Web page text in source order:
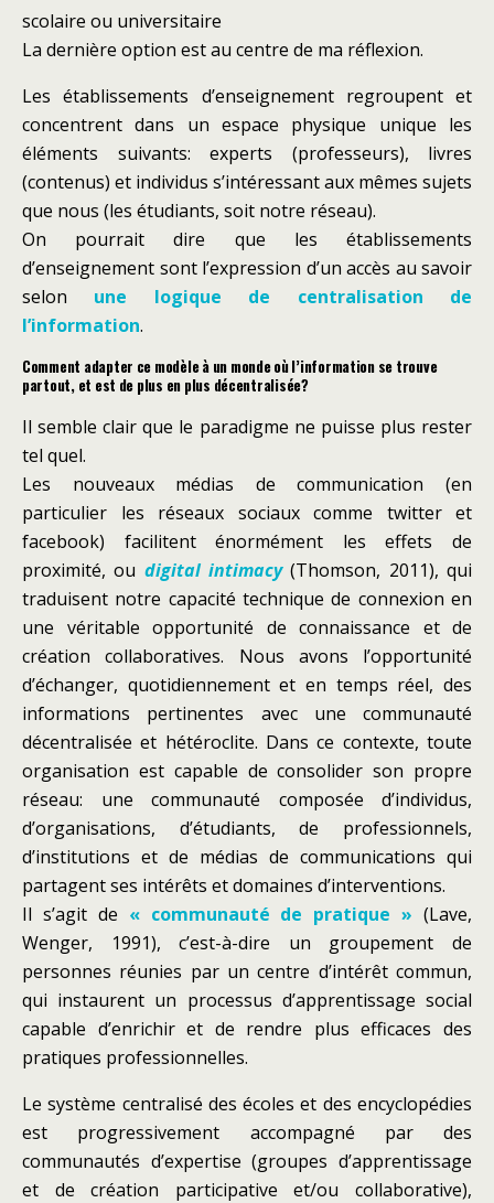
scolaire ou universitaire
La dernière option est au centre de ma réflexion.
Les établissements d’enseignement regroupent et
concentrent dans un espace physique unique les
éléments suivants: experts (professeurs), livres
(contenus) et individus s’intéressant aux mêmes sujets
que nous (les étudiants, soit notre réseau).
On pourrait dire que les établissements
d’enseignement sont l’expression d’un accès au savoir
selon une logique de centralisation de
l’information.
Comment adapter ce modèle à un monde où l’information se trouve
partout, et est de plus en plus décentralisée?
Il semble clair que le paradigme ne puisse plus rester
tel quel.
Les nouveaux médias de communication (en
particulier les réseaux sociaux comme twitter et
facebook) facilitent énormément les effets de
proximité, ou digital intimacy (Thomson, 2011), qui
traduisent notre capacité technique de connexion en
une véritable opportunité de connaissance et de
création collaboratives. Nous avons l’opportunité
d’échanger, quotidiennement et en temps réel, des
informations pertinentes avec une communauté
décentralisée et hétéroclite. Dans ce contexte, toute
organisation est capable de consolider son propre
réseau: une communauté composée d’individus,
d’organisations, d’étudiants, de professionnels,
d’institutions et de médias de communications qui
partagent ses intérêts et domaines d’interventions.
Il s’agit de « communauté de pratique » (Lave,
Wenger, 1991), c’est-à-dire un groupement de
personnes réunies par un centre d’intérêt commun,
qui instaurent un processus d’apprentissage social
capable d’enrichir et de rendre plus efficaces des
pratiques professionnelles.
Le système centralisé des écoles et des encyclopédies
est progressivement accompagné par des
communautés d’expertise (groupes d’apprentissage
et de création participative et/ou collaborative),